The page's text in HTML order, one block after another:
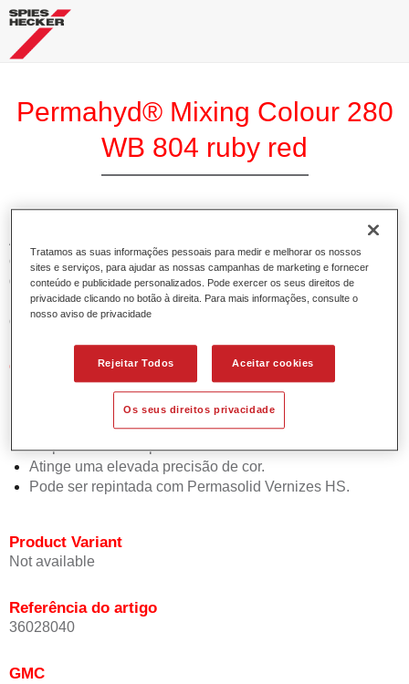
Permahyd® Mixing Colour 280
WB 804 ruby red
A Base Permahyd 280 Perlado é adequada para utilização
com Permahyd Base Bicamada Nacarada 285, um sistema
de base bicamada aquosa de alta qualidade. Está baseada
numa tecnologia especial de dispersão de poliuretano para
cores sólidas e de efeitos.
Características do produto
Permite uma aplicação simples e rápida numa operação
de 1.5 demãos.
Oferece boa estabilidade vertical.
Proporciona boa opacidade.
Atinge uma elevada precisão de cor.
Pode ser repintada com Permasolid Vernizes HS.
Product Variant
Not available
Referência do artigo
36028040
GMC
Tratamos as suas informações pessoais para medir e melhorar os nossos
sites e serviços, para ajudar as nossas campanhas de marketing e fornecer
conteúdo e publicidade personalizados. Pode exercer os seus direitos de
privacidade clicando no botão à direita. Para mais informações, consulte o
nosso aviso de privacidade
Rejeitar Todos Aceitar cookies
Os seus direitos privacidade